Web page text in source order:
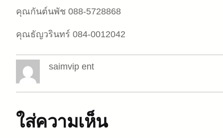
คุณกันต์นพัช 088-5728868
คุณธัญวรินทร์ 084-0012042
saimvip ent
ใส่ความเห็น